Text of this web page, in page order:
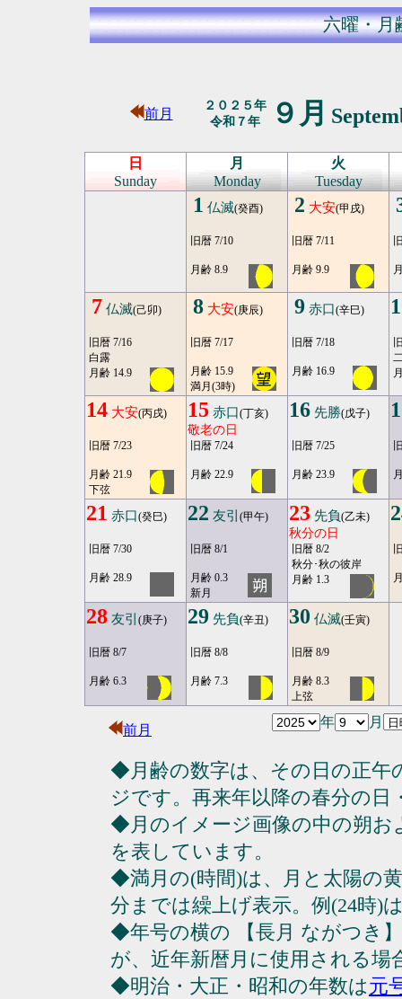
六曜・月
前月
２０２５年
令和７年
９月
日
Sunday
月
Monday
火
Tuesday
1 仏滅(癸酉)
旧暦 7/10
月齢 8.9
2 大安(甲戌)
旧暦 7/11
月齢 9.9
7 仏滅(己卯)
旧暦 7/16
白露
月齢 14.9
8 大安(庚辰)
旧暦 7/17
月齢 15.9
満月(3時)
9 赤口(辛巳)
旧暦 7/18
月齢 16.9
14 大安(丙戌)
旧暦 7/23
月齢 21.9
下弦
15 赤口(丁亥)
敬老の日
旧暦 7/24
月齢 22.9
16 先勝(戊子)
旧暦 7/25
月齢 23.9
21 赤口(癸巳)
旧暦 7/30
月齢 28.9
22 友引 (甲午)
旧暦 8/1
月齢 0.3
新月
23 先負(乙未)
秋分の日
旧暦 8/2
秋分･秋の彼岸
月齢 1.3
28 友引 (庚子)
旧暦 8/7
月齢 6.3
29 先負(辛丑)
旧暦 8/8
月齢 7.3
30 仏滅(壬寅)
旧暦 8/9
月齢 8.3
上弦
前月
年 月
◆月齢の数字は、その日の正午
ジです。再来年以降の春分の日
◆月のイメージ画像の中の朔
を表しています。
◆満月の(時間)は、月と太陽の
分までは繰上げ表示。例(24時)
◆年号の横の 【長月 ながつき
が、近年新暦月に使用される場
◆明治・大正・昭和の年数は元